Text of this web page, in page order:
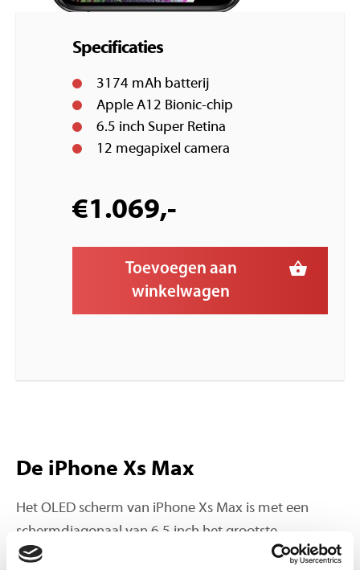
Specificaties
3174 mAh batterij
Apple A12 Bionic-chip
6.5 inch Super Retina
12 megapixel camera
€1.069,-
Toevoegen aan
winkelwagen
De iPhone Xs Max
Het OLED scherm van iPhone Xs Max is met een
schermdiagonaal van 6,5 inch het grootste
schermformaat dat Apple ooit heeft gemaakt. Dit